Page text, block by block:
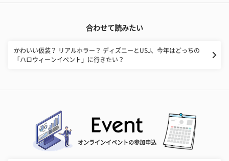
合わせて読みたい
​かわいい仮装？ リアルホラー？ ディズニーとUSJ、今年はどっちの
「ハロウィーンイベント」に行きたい？
オンラインイベントの参加申込